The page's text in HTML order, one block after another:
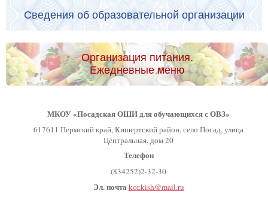
Сведения об образовательной организации
Организация питания.
Ежедневные меню
МКОУ «Посадская ОШИ для обучающихся с ОВЗ»
617611 Пермский край, Кишертский район, село Посад, улица
Центральная, дом 20
Телефон
(834252)2-32-30
Эл. почта kor.kish@mail.ru